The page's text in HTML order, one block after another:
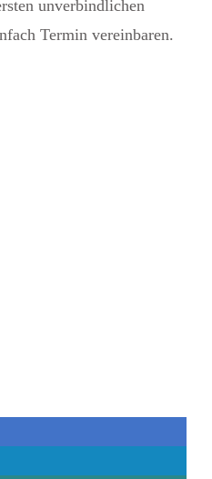
unverbindlichen
Termin vereinbaren.